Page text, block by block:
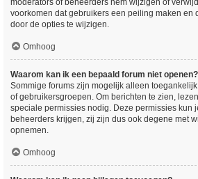
moderators of beheerders hem wijzigen of
voorkomen dat gebruikers een peiling maken en
door de opties te wijzigen.
Omhoog
Waarom kan ik een bepaald forum niet openen?
Sommige forums zijn mogelijk alleen
of gebruikersgroepen. Om berichten te zien,
speciale permissies nodig. Deze permissies kun
beheerders krijgen, zij zijn dus ook degene met
opnemen.
Omhoog